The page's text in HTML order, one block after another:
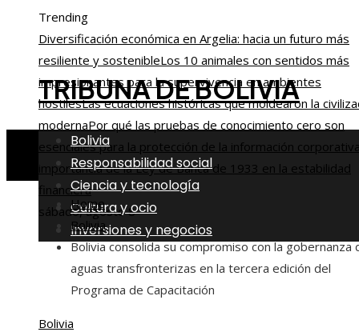
Trending
Diversificación económica en Argelia: hacia un futuro más
resiliente y sostenibleLos 10 animales con sentidos más
impresionantes para la supervivencia en ambientes
hostilesLas ecuaciones históricas que moldearon la
modernaPor qué las pruebas de conocimiento cero son
esenciales para la protección de la información
importancia de la Ley de Banca de 1933 en la estabilidad
financiera
sábado, agosto 8
TRIBUNA DE BOLIVIA
Bolivia
Responsabilidad social
Ciencia y tecnología
Cultura y ocio
Inversiones y negocios
Home
Bolivia
Bolivia consolida su compromiso con la gobernanza
aguas transfronterizas en la tercera edición del
Programa de Capacitación
Bolivia